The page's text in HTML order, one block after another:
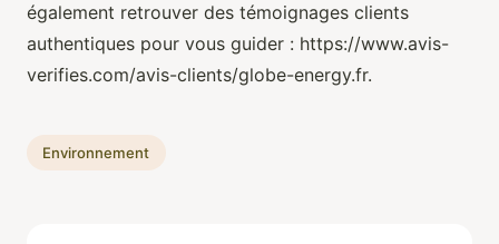
également retrouver des témoignages clients
authentiques pour vous guider : https://www.avis-
verifies.com/avis-clients/globe-energy.fr.
Environnement